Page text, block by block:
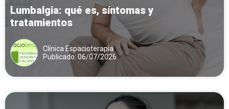
Lumbalgia: qué es, síntomas y
tratamientos
Clínica Espacioterapia
Publicado: 06/07/2026